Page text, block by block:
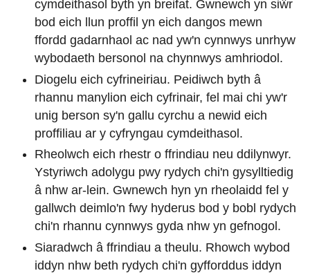
cymdeithasol byth yn breifat. Gwnewch yn siŵr
bod eich llun proffil yn eich dangos mewn
ffordd gadarnhaol ac nad yw'n cynnwys unrhyw
wybodaeth bersonol na chynnwys amhriodol.
Diogelu eich cyfrineiriau. Peidiwch byth â
rhannu manylion eich cyfrinair, fel mai chi yw'r
unig berson sy'n gallu cyrchu a newid eich
proffiliau ar y cyfryngau cymdeithasol.
Rheolwch eich rhestr o ffrindiau neu ddilynwyr.
Ystyriwch adolygu pwy rydych chi'n gysylltiedig
â nhw ar-lein. Gwnewch hyn yn rheolaidd fel y
gallwch deimlo'n fwy hyderus bod y bobl rydych
chi'n rhannu cynnwys gyda nhw yn gefnogol.
Siaradwch â ffrindiau a theulu. Rhowch wybod
iddyn nhw beth rydych chi'n gyfforddus iddyn